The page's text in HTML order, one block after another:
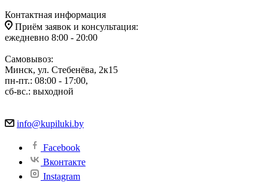
Контактная информация
Приём заявок и консультация:
ежедневно 8:00 - 20:00
Самовывоз:
Минск, ул. Стебенёва, 2к15
пн-пт.: 08:00 - 17:00,
сб-вс.: выходной
info@kupiluki.by
Facebook
Вконтакте
Instagram